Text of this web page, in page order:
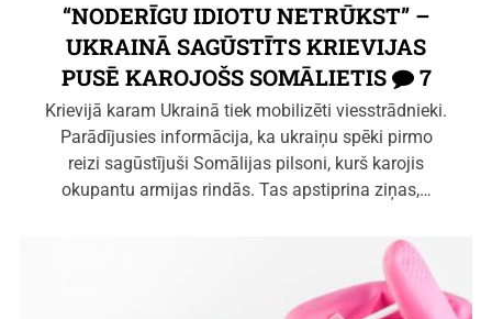
“NODERĪGU IDIOTU NETRŪKST” –
UKRAINĀ SAGŪSTĪTS KRIEVIJAS
PUSĒ KAROJOŠS SOMĀLIETIS
7
Krievijā karam Ukrainā tiek mobilizēti viesstrādnieki.
Parādījusies informācija, ka ukraiņu spēki pirmo
reizi sagūstījuši Somālijas pilsoni, kurš karojis
okupantu armijas rindās. Tas apstiprina ziņas,…